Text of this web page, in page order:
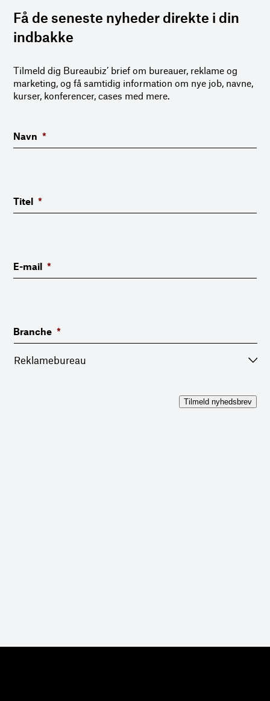
Få de seneste nyheder direkte i din
indbakke
Tilmeld dig Bureaubiz’ brief om bureauer, reklame og
marketing, og få samtidig information om nye job, navne,
kurser, konferencer, cases med mere.
Navn *
Titel *
E-mail *
Branche *
Tilmeld nyhedsbrev